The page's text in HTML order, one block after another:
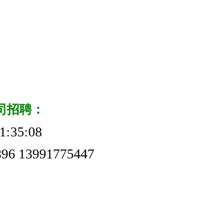
招聘：
13991775447